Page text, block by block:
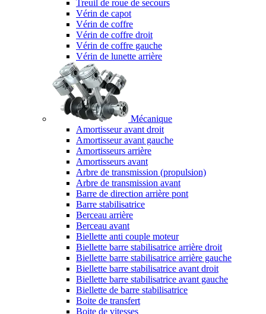
Treuil de roue de secours
Vérin de capot
Vérin de coffre
Vérin de coffre droit
Vérin de coffre gauche
Vérin de lunette arrière
Mécanique
Amortisseur avant droit
Amortisseur avant gauche
Amortisseurs arrière
Amortisseurs avant
Arbre de transmission (propulsion)
Arbre de transmission avant
Barre de direction arrière pont
Barre stabilisatrice
Berceau arrière
Berceau avant
Biellette anti couple moteur
Biellette barre stabilisatrice arrière droit
Biellette barre stabilisatrice arrière gauche
Biellette barre stabilisatrice avant droit
Biellette barre stabilisatrice avant gauche
Biellette de barre stabilisatrice
Boite de transfert
Boite de vitesses